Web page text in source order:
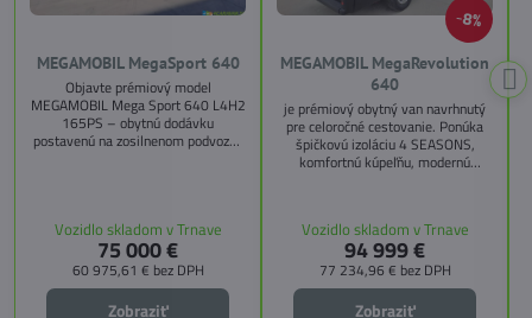
MEGAMOBIL MegaSport 640
Objavte prémiový model
MEGAMOBIL Mega Sport 640 L4H2
165PS – obytnú dodávku
postavenú na zosilnenom podvozku
pozdĺžnemu lôžku a možnosti
doplniť predné prídavné lôžko.
Vozidlo skladom v Trnave
75 000 €
60 975,61 € bez DPH
Zobraziť
8%
MEGAMOBIL MegaRevolution
640
je prémiový obytný van navrhnutý
pre celoročné cestovanie. Ponúka
špičkovú izoláciu 4 SEASONS,
komfortnú kúpeľňu, modernú
CITY, TECHNO, SICHERHEIT a
MEGA WINTER získate maximálnu
bezpečnosť, pohodlie a
technologické inovácie. Ideálna
voľba pre tých, ktorí hľadajú luxus,
Vozidlo skladom v Trnave
94 999 €
77 234,96 € bez DPH
Zobraziť